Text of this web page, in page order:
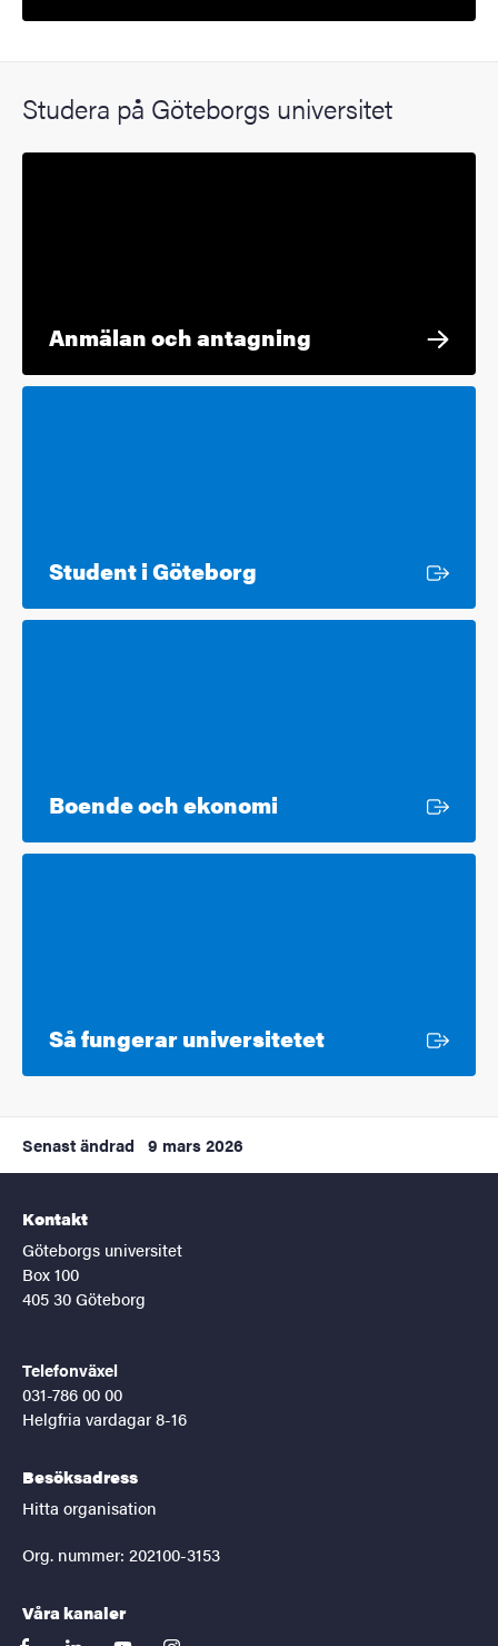
Studera på Göteborgs universitet
Anmälan och antagning
Student i Göteborg
Boende och ekonomi
Så fungerar universitetetExtern länk
Senast ändrad 9 mars 2026
Kontakt
Göteborgs universitet
Box 100
405 30 Göteborg
Telefonväxel
031-786 00 00
Helgfria vardagar 8-16
Besöksadress
Hitta organisation
Org. nummer: 202100-3153
Våra kanaler